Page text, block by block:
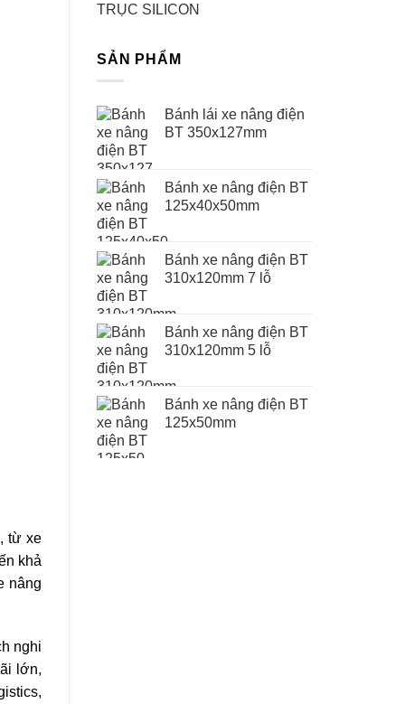
từ xe
khả
nâng
nghi
lớn,
TRỤC SILICON
SẢN PHẨM
Bánh lái xe nâng điện
BT 350x127mm
Bánh xe nâng điện BT
125x40x50mm
Bánh xe nâng điện BT
310x120mm 7 lỗ
Bánh xe nâng điện BT
310x120mm 5 lỗ
Bánh xe nâng điện BT
125x50mm